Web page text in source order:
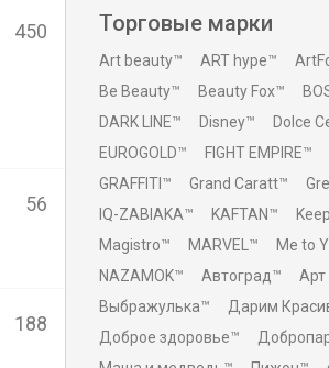
450
56
188
Торговые марки
Art beauty™ ART hype™
Be Beauty™
Beauty Fox™
DARK LINE™
Disney™
Dolce
EUROGOLD™
FIGHT EMPIRE™
GRAFFITI™
Grand Caratt™
IQ-ZABIAKA™
KAFTAN™
Magistro™
MARVEL™
Me to
NAZAMOK™
Автоград™
Арт
Выбражулька™
Дарим
Доброе здоровье™